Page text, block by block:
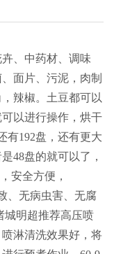
、中药材、调味
面片、污泥，肉制
辣椒。土豆都可以
以进行操作，烘干
有192盘，还有更大
48盘的就可以了，
安全方便，
、无病虫害、无腐
城明超推荐高压喷
淋清洗效果好，将